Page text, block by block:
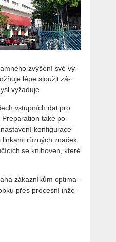
zvý­še­ní své vý­
lépe slou­žit zá­
vy­ža­du­je.
vstup­ních dat pro
Pre­pa­rati­on také po­
kon­fi­gu­ra­ce
růz­ných zna­ček
se kniho­ven, které
zá­kaz­ní­kům op­ti­ma­
přes pro­ces­ní in­že­